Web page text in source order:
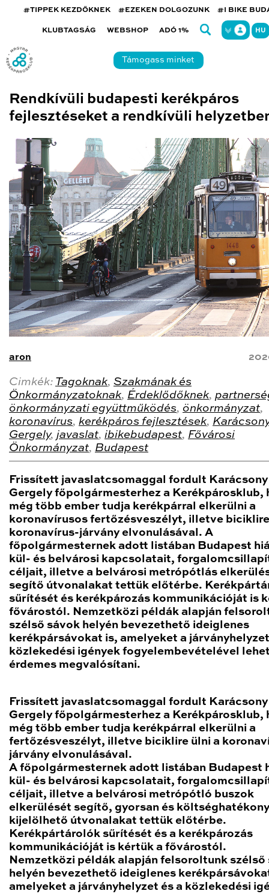
#TIPPEK KEZDŐKNEK #EZEKEN DOLGOZUNK #I BIKE
KLUBTAGSÁG WEBSHOP ADÓ 1% HU
Támogass minket
Rendkívüli budapesti kerékpáros
fejlesztéseket a rendkívüli
aron
Cimkék: Tagoknak, Szakmának és
Önkormányzatoknak, Érdeklődőknek,
önkormányzati együttműködés, önkormányzat,
koronavírus, kerékpáros fejlesztések,
Gergely, javaslat, ibikebudapest, Fővárosi
Önkormányzat, Budapest
Frissített javaslatcsomaggal fordult Karácsony
Gergely főpolgármesterhez a Kerékpárosklub,
még több ember tudja kerékpárral elkerülni a
koronavírusos fertőzésveszélyt, illetve
koronavírus-járvány elvonulásával. A
főpolgármesternek adott listában Budapest
kül- és belvárosi kapcsolatait,
céljait, illetve a belvárosi metrópótlás
segítő útvonalakat tettük előtérbe.
sűrítését és kerékpározás kommunikációját is
fővárostól. Nemzetközi példák alapján
szélső sávok helyén bevezethető ideiglenes
kerékpársávokat is, amelyeket a
közlekedési igények fogyelembevételével
érdemes megvalósítani.
Frissített javaslatcsomaggal fordult Karácsony
Gergely főpolgármesterhez a Kerékpárosklub,
még több ember tudja kerékpárral elkerülni a
fertőzésveszélyt, illetve biciklire ülni a
járvány elvonulásával.
A főpolgármesternek adott listában Budapest
kül- és belvárosi kapcsolatait,
céljait, illetve a belvárosi metrópótló buszok
elkerülését segítő, gyorsan és
kijelölhető útvonalakat tettük előtérbe.
Kerékpártárolók sűrítését és a kerékpározás
kommunikációját is kértük a fővárostól.
Nemzetközi példák alapján felsoroltunk szélső
helyén bevezethető ideiglenes
amelyeket a járványhelyzet és a közlekedési